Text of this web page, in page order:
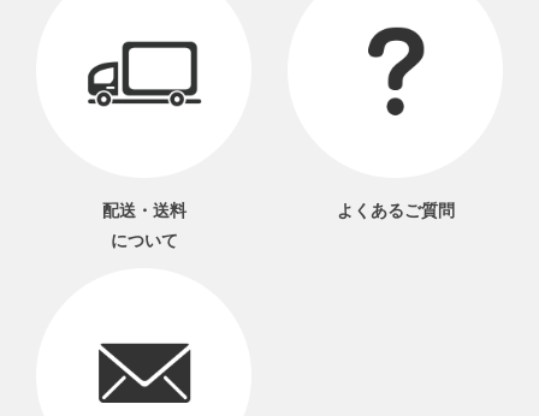
配送・送料
について
よくあるご質問